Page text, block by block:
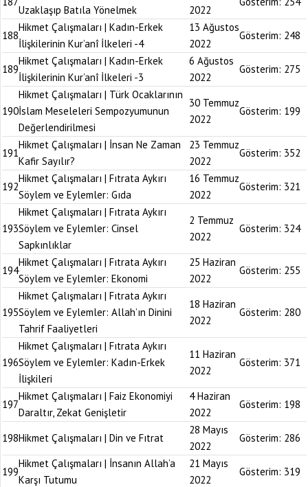
Uzaklaşıp Batıla Yönelmek 2022
188
Hikmet Çalışmaları | Kadın-Erkek
İlişkilerinin Kur’anî İlkeleri -4
13 Ağustos
2022
Gösterim: 248
189
Hikmet Çalışmaları | Kadın-Erkek
İlişkilerinin Kur’anî İlkeleri -3
6 Ağustos
2022
Gösterim: 275
190
Hikmet Çalışmaları | Türk Ocaklarının
İslam Meseleleri Sempozyumunun
Değerlendirilmesi
30 Temmuz
2022
Gösterim: 199
191
Hikmet Çalışmaları | İnsan Ne Zaman
Kafir Sayılır?
23 Temmuz
2022
Gösterim: 352
192
Hikmet Çalışmaları | Fıtrata Aykırı
Söylem ve Eylemler: Gıda
16 Temmuz
2022
Gösterim: 321
193
Hikmet Çalışmaları | Fıtrata Aykırı
Söylem ve Eylemler: Cinsel
Sapkınlıklar
2 Temmuz
2022
Gösterim: 324
194
Hikmet Çalışmaları | Fıtrata Aykırı
Söylem ve Eylemler: Ekonomi
25 Haziran
2022
Gösterim: 255
195
Hikmet Çalışmaları | Fıtrata Aykırı
Söylem ve Eylemler: Allah’ın Dinini
Tahrif Faaliyetleri
18 Haziran
2022
Gösterim: 280
196
Hikmet Çalışmaları | Fıtrata Aykırı
Söylem ve Eylemler: Kadın-Erkek
İlişkileri
11 Haziran
2022
Gösterim: 371
197
Hikmet Çalışmaları | Faiz Ekonomiyi
Daraltır, Zekat Genişletir
4 Haziran
2022
Gösterim: 198
198Hikmet Çalışmaları | Din ve Fıtrat
28 Mayıs
2022
Gösterim: 286
199
Hikmet Çalışmaları | İnsanın Allah’a
Karşı Tutumu
21 Mayıs
2022
Gösterim: 319